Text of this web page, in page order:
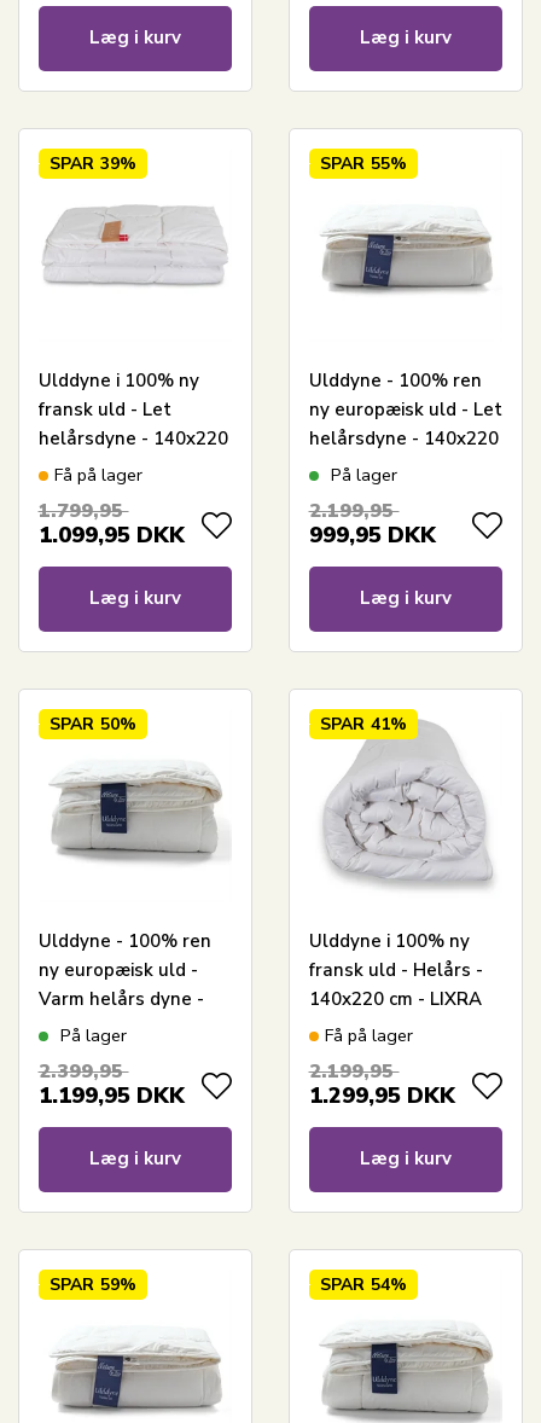
Læg i kurv Læg i kurv
SPAR 39%
Ulddyne i 100% ny
fransk uld - Let
helårsdyne - 140x220
cm - LIXRA Wool dyne
Få på lager
1.799,95
1.099,95 DKK
Læg i kurv
SPAR 55%
Ulddyne - 100% ren
ny europæisk uld - Let
helårsdyne - 140x220
cm - Nature By Borg
På lager
2.199,95
999,95 DKK
Læg i kurv
SPAR 50%
Ulddyne - 100% ren
ny europæisk uld -
Varm helårs dyne -
140x220 cm - Nature
På lager
2.399,95
1.199,95 DKK
Læg i kurv
SPAR 41%
Ulddyne i 100% ny
fransk uld - Helårs -
140x220 cm - LIXRA
dyne Wool
Få på lager
2.199,95
1.299,95 DKK
Læg i kurv
SPAR 59% SPAR 54%